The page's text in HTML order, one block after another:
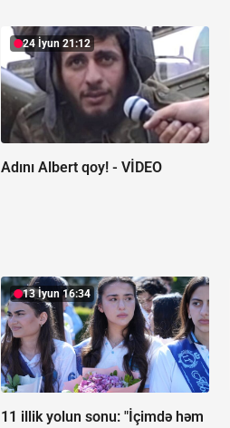
24 İyun 21:12
Adını Albert qoy! -VİDEO
13 İyun 16:34
11 illik yolun sonu: "İçimdə həm